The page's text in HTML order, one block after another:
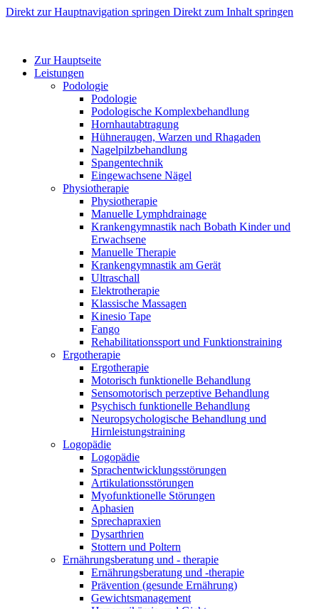
Direkt zur Hauptnavigation springen Direkt zum Inhalt springen
Zur Hauptseite
Leistungen
Podologie
Podologie
Podologische Komplexbehandlung
Hornhautabtragung
Hühneraugen, Warzen und Rhagaden
Nagelpilzbehandlung
Spangentechnik
Eingewachsene Nägel
Physiotherapie
Physiotherapie
Manuelle Lymphdrainage
Krankengymnastik nach Bobath Kinder und
Erwachsene
Manuelle Therapie
Krankengymnastik am Gerät
Ultraschall
Elektrotherapie
Klassische Massagen
Kinesio Tape
Fango
Rehabilitationssport und Funktionstraining
Ergotherapie
Ergotherapie
Motorisch funktionelle Behandlung
Sensomotorisch perzeptive Behandlung
Psychisch funktionelle Behandlung
Neuropsychologische Behandlung und
Hirnleistungstraining
Logopädie
Logopädie
Sprachentwicklungsstörungen
Artikulationsstörungen
Myofunktionelle Störungen
Aphasien
Sprechapraxien
Dysarthrien
Stottern und Poltern
Ernährungsberatung und - therapie
Ernährungsberatung und -therapie
Prävention (gesunde Ernährung)
Gewichtsmanagement